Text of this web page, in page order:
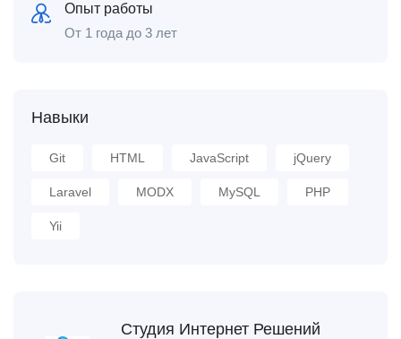
Опыт работы
От 1 года до 3 лет
Навыки
Git HTML JavaScript jQuery
Laravel MODX MySQL PHP
Yii
Студия Интернет Решений